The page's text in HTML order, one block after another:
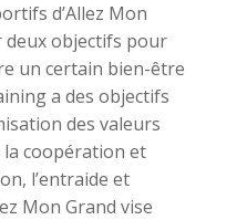
d’Allez Mon
objectifs pour
un certain bien-être
a des objectifs
des valeurs
coopération et
l’entraide et
Mon Grand vise